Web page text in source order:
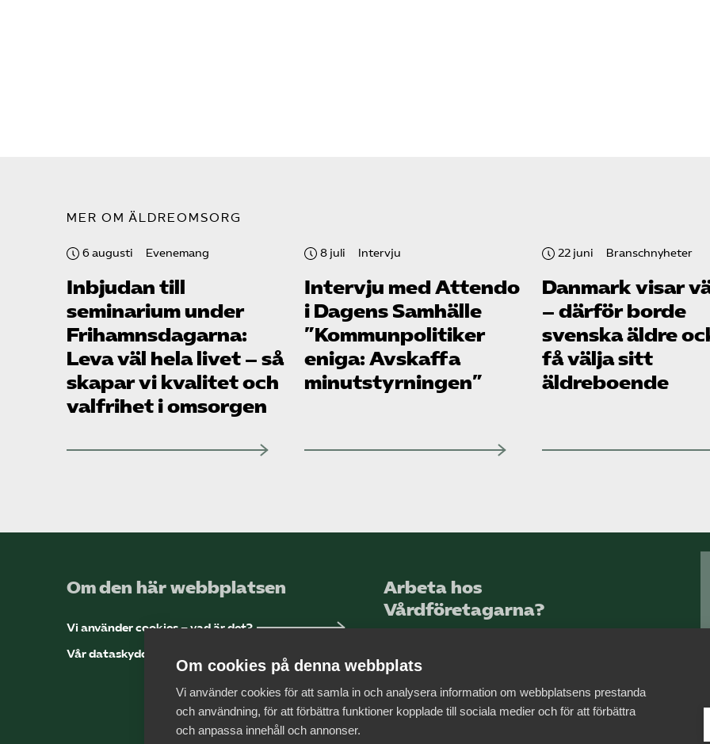
MER OM ÄLDREOMSORG
6 augusti Evenemang
Inbjudan till
seminarium under
Frihamns­dagarna:
Leva väl hela livet – så
skapar vi kvalitet och
valfrihet i omsorgen
8 juli Intervju
Intervju med Attendo
i Dagens Samhälle
”Kommunpolitiker
eniga: Avskaffa
minutstyrningen”
22 juni Branschnyheter
Danmark visar
– därför borde
svenska äldre
få välja sitt
äldreboende
Om den här webbplatsen
Vi använder cookies – vad är det?
Vår dataskyddspolicy
Arbeta hos
Vårdföretagarna?
Om cookies på denna webbplats
Vi använder cookies för att samla in och analysera information om webbplatsens prestanda
och användning, för att förbättra funktioner kopplade till sociala medier och för att förbättra
och anpassa innehåll och annonser.